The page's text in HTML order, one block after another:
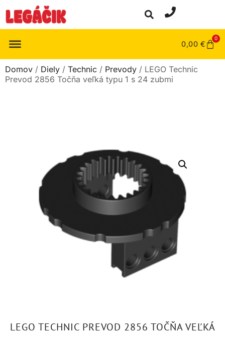
0,00 €
0
Domov / Diely / Technic / Prevody / LEGO Technic
Prevod 2856 Točňa veľká typu 1 s 24 zubmi
LEGO TECHNIC PREVOD 2856 TOČŇA VEĽKÁ